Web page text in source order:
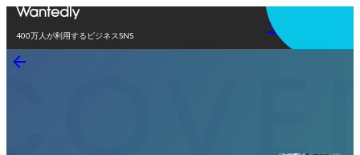
400万人が利用するビジネスSNS
アプリを使う